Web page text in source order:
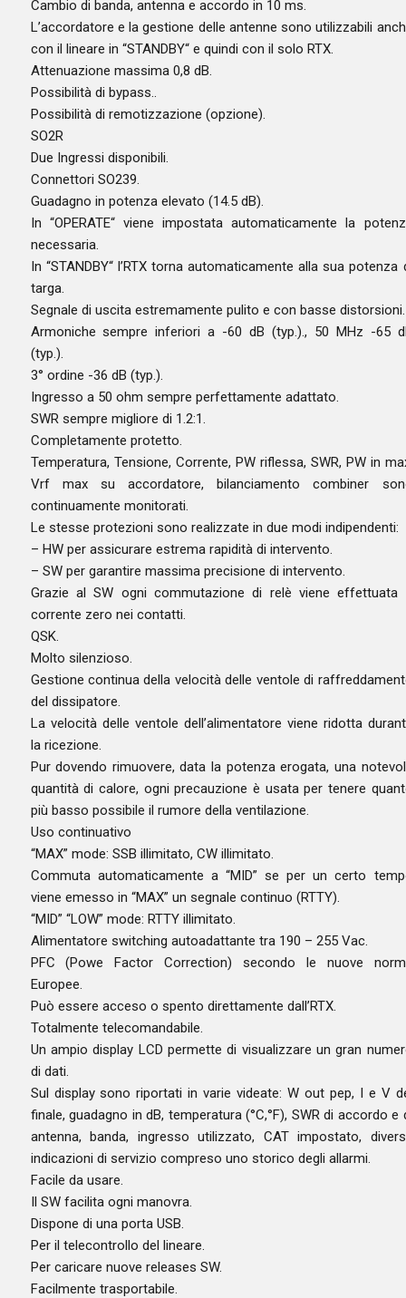
Cambio di banda, antenna e accordo in 10 ms.
L’accordatore e la gestione delle antenne sono utilizzabili
con il lineare in “STANDBY“ e quindi con il solo RTX.
Attenuazione massima 0,8 dB.
Possibilità di bypass..
Possibilità di remotizzazione (opzione).
SO2R
Due Ingressi disponibili.
Connettori SO239.
Guadagno in potenza elevato (14.5 dB).
In “OPERATE“ viene impostata automaticamente la
necessaria.
In “STANDBY“ l’RTX torna automaticamente alla sua potenza
targa.
Segnale di uscita estremamente pulito e con basse distorsioni.
Armoniche sempre inferiori a -60 dB (typ.)., 50 MHz -65
(typ.).
3° ordine -36 dB (typ.).
Ingresso a 50 ohm sempre perfettamente adattato.
SWR sempre migliore di 1.2:1.
Completamente protetto.
Temperatura, Tensione, Corrente, PW riflessa, SWR, PW in
Vrf max su accordatore, bilanciamento combiner
continuamente monitorati.
Le stesse protezioni sono realizzate in due modi indipendenti:
– HW per assicurare estrema rapidità di intervento.
– SW per garantire massima precisione di intervento.
Grazie al SW ogni commutazione di relè viene effettuata
corrente zero nei contatti.
QSK.
Molto silenzioso.
Gestione continua della velocità delle ventole di
del dissipatore.
La velocità delle ventole dell’alimentatore viene ridotta
la ricezione.
Pur dovendo rimuovere, data la potenza erogata, una
quantità di calore, ogni precauzione è usata per tenere
più basso possibile il rumore della ventilazione.
Uso continuativo
“MAX” mode: SSB illimitato, CW illimitato.
Commuta automaticamente a “MID” se per un certo
viene emesso in “MAX” un segnale continuo (RTTY).
“MID” “LOW” mode: RTTY illimitato.
Alimentatore switching autoadattante tra 190 – 255 Vac.
PFC (Powe Factor Correction) secondo le nuove
Europee.
Può essere acceso o spento direttamente dall’RTX.
Totalmente telecomandabile.
Un ampio display LCD permette di visualizzare un gran
di dati.
Sul display sono riportati in varie videate: W out pep, I e V
finale, guadagno in dB, temperatura (°C,°F), SWR di accordo e
antenna, banda, ingresso utilizzato, CAT impostato,
indicazioni di servizio compreso uno storico degli allarmi.
Facile da usare.
Il SW facilita ogni manovra.
Dispone di una porta USB.
Per il telecontrollo del lineare.
Per caricare nuove releases SW.
Facilmente trasportabile.